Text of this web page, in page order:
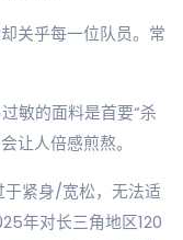
关乎每一位队员。常
敏的面料是首要“杀
让人倍感煎熬。
于紧身/宽松，无法适
年对长三角地区120